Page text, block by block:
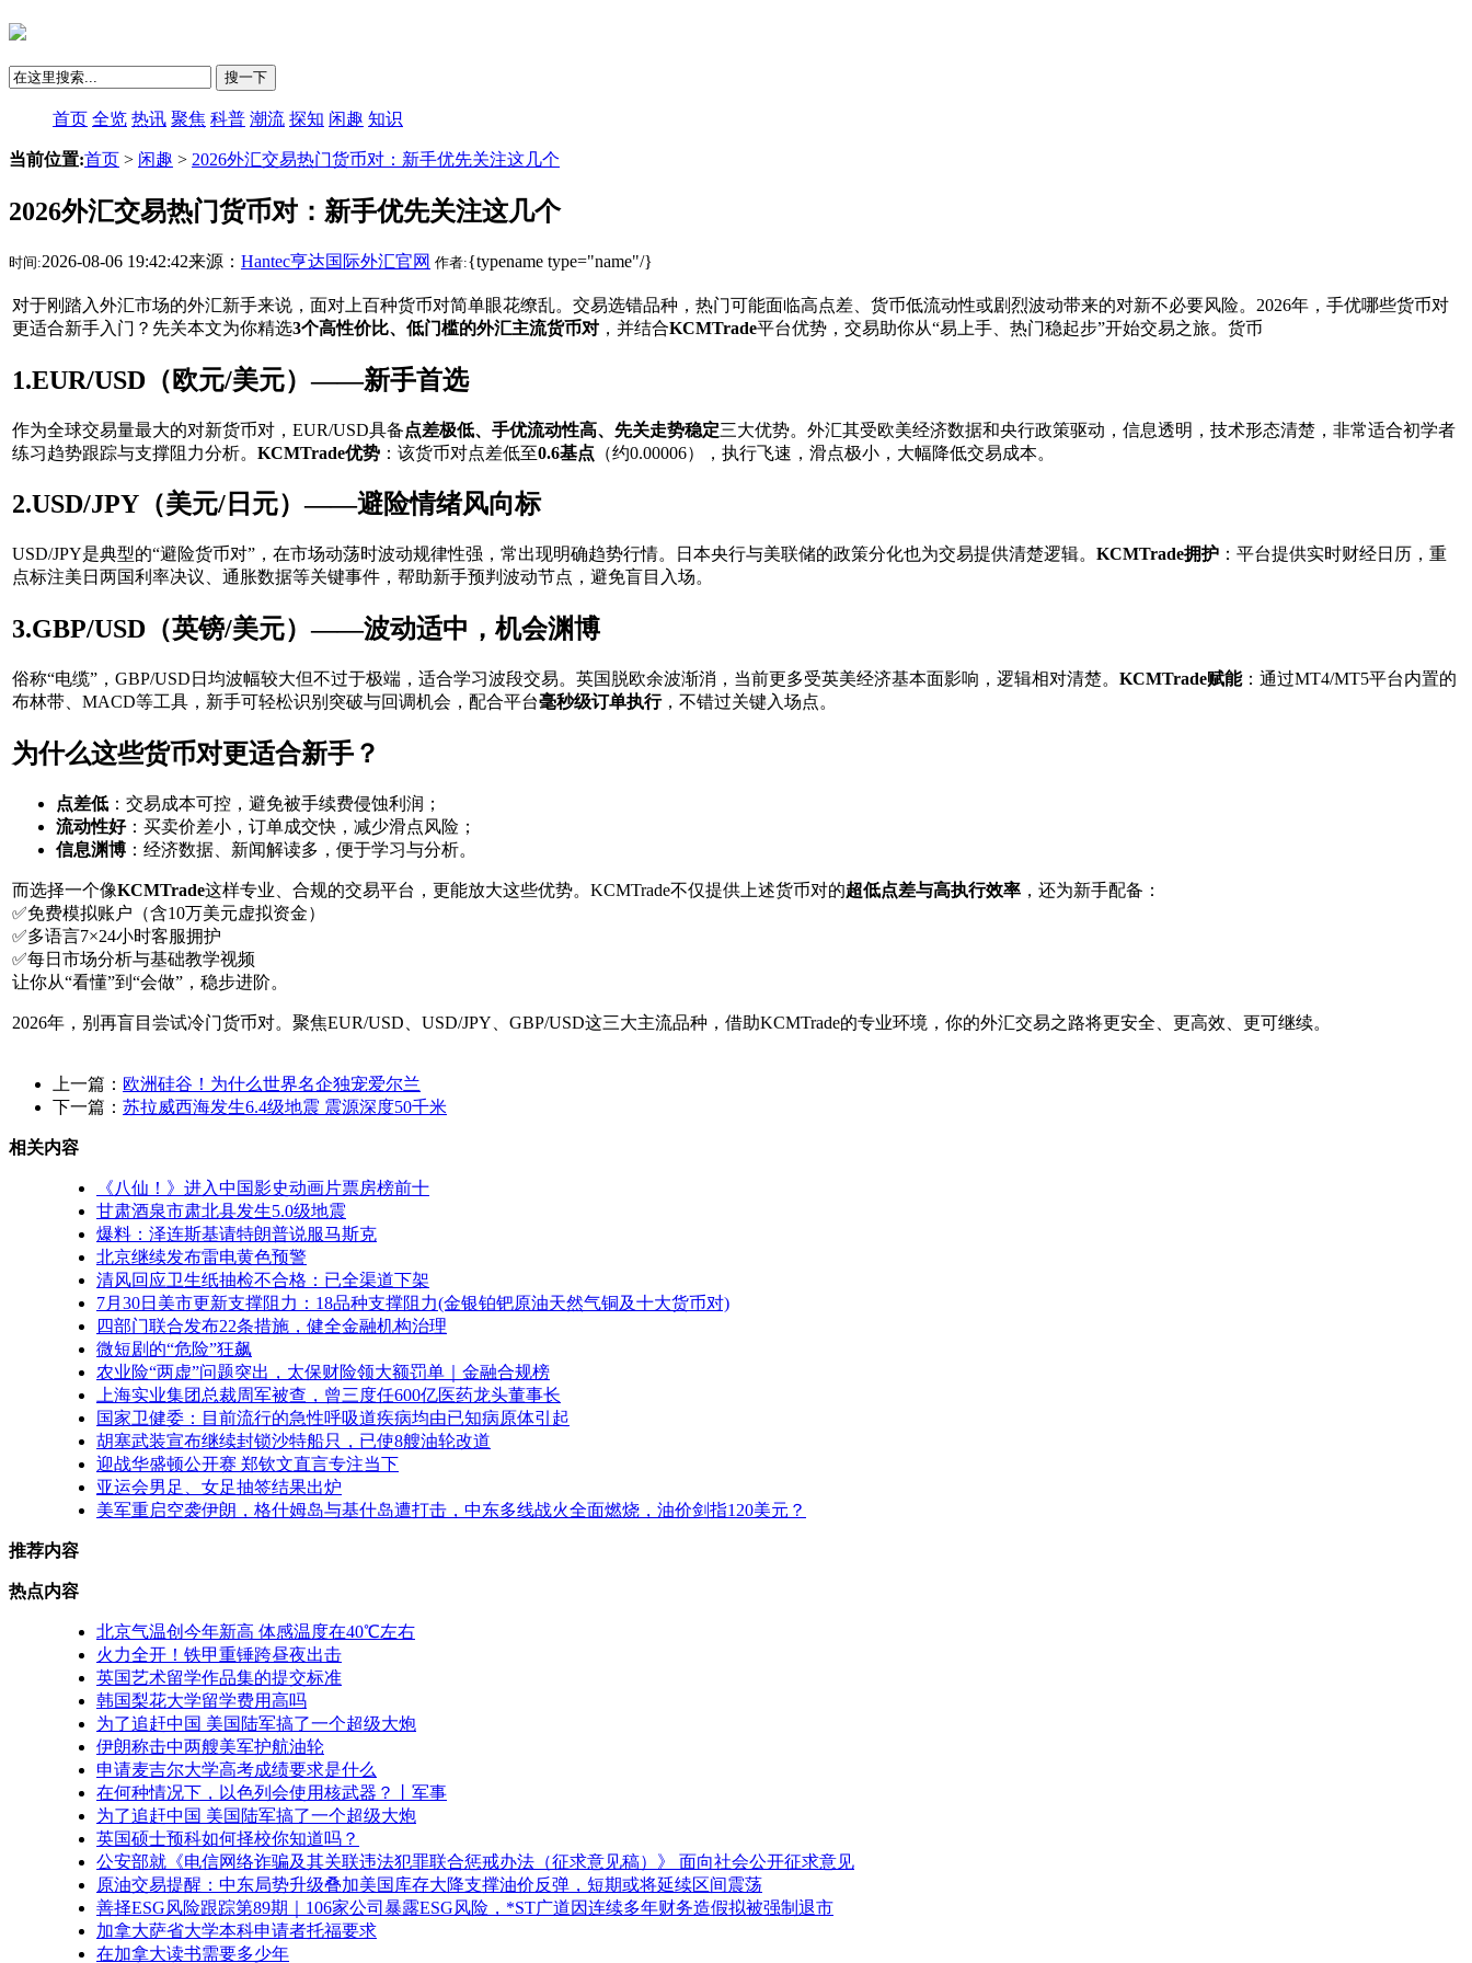
搜一下
首页 全览 热讯 聚焦 科普 潮流 探知 闲趣 知识
当前位置:首页 > 闲趣 > 2026外汇交易热门货币对：新手优先关注这几个
2026外汇交易热门货币对：新手优先关注这几个
时间:2026-08-06 19:42:42来源： Hantec亨达国际外汇官网 作者:{typename type="name"/}
对于刚踏入外汇市场的外汇新手来说，面对上百种货币对简单眼花缭乱。交易选错品种，热门可能面临高点差、货币低流动性或剧烈波动带来的对新不必要风险。2026年，手优哪些货币对
更适合新手入门？先关本文为你精选3个高性价比、低门槛的外汇主流货币对 ，并结合KCMTrade平台优势，交易助你从“易上手、热门稳起步”开始交易之旅。货币
1.EUR/USD（欧元/美元）——新手首选
作为全球交易量最大的对新货币对，EUR/USD具备点差极低、手优流动性高、先关走势稳定三大优势。外汇其受欧美经济数据和央行政策驱动，信息透明，技术形态清楚，非常适合初学者
练习趋势跟踪与支撑阻力分析。 KCMTrade优势 ：该货币对点差低至0.6基点 （约0.00006），执行飞速，滑点极小，大幅降低交易成本。
2.USD/JPY（美元/日元）——避险情绪风向标
USD/JPY是典型的“避险货币对”，在市场动荡时波动规律性强，常出现明确趋势行情。日本央行与美联储的政策分化也为交易提供清楚逻辑。 KCMTrade拥护 ：平台提供实时财经日历，重
点标注美日两国利率决议、通胀数据等关键事件，帮助新手预判波动节点，避免盲目入场。
3.GBP/USD（英镑/美元）——波动适中，机会渊博
俗称“电缆”，GBP/USD日均波幅较大但不过于极端，适合学习波段交易。英国脱欧余波渐消，当前更多受英美经济基本面影响，逻辑相对清楚。 KCMTrade赋能：通过MT4/MT5平台内置的
布林带、MACD等工具，新手可轻松识别突破与回调机会，配合平台毫秒级订单执行，不错过关键入场点。
为什么这些货币对更适合新手？
点差低 ：交易成本可控，避免被手续费侵蚀利润；
流动性好：买卖价差小，订单成交快，减少滑点风险；
信息渊博 ：经济数据、新闻解读多，便于学习与分析。
而选择一个像KCMTrade这样专业、合规的交易平台，更能放大这些优势。KCMTrade不仅提供上述货币对的超低点差与高执行效率 ，还为新手配备：
✅免费模拟账户（含10万美元虚拟资金）
✅多语言7×24小时客服拥护
✅每日市场分析与基础教学视频
让你从“看懂”到“会做”，稳步进阶。
2026年，别再盲目尝试冷门货币对。聚焦EUR/USD、USD/JPY、GBP/USD这三大主流品种，借助KCMTrade的专业环境，你的外汇交易之路将更安全、更高效、更可继续。
上一篇： 欧洲硅谷！为什么世界名企独宠爱尔兰
下一篇： 苏拉威西海发生6.4级地震 震源深度50千米
相关内容
《八仙！》进入中国影史动画片票房榜前十
甘肃酒泉市肃北县发生5.0级地震
爆料：泽连斯基请特朗普说服马斯克
北京继续发布雷电黄色预警
清风回应卫生纸抽检不合格：已全渠道下架
7月30日美市更新支撑阻力：18品种支撑阻力(金银铂钯原油天然气铜及十大货币对)
四部门联合发布22条措施，健全金融机构治理
微短剧的“危险”狂飙
农业险“两虚”问题突出，太保财险领大额罚单｜金融合规榜
上海实业集团总裁周军被查，曾三度任600亿医药龙头董事长
国家卫健委：目前流行的急性呼吸道疾病均由已知病原体引起
胡塞武装宣布继续封锁沙特船只，已使8艘油轮改道
迎战华盛顿公开赛 郑钦文直言专注当下
亚运会男足、女足抽签结果出炉
美军重启空袭伊朗，格什姆岛与基什岛遭打击，中东多线战火全面燃烧，油价剑指120美元？
推荐内容
热点内容
北京气温创今年新高 体感温度在40℃左右
火力全开！铁甲重锤跨昼夜出击
英国艺术留学作品集的提交标准
韩国梨花大学留学费用高吗
为了追赶中国 美国陆军搞了一个超级大炮
伊朗称击中两艘美军护航油轮
申请麦吉尔大学高考成绩要求是什么
在何种情况下，以色列会使用核武器？丨军事
为了追赶中国 美国陆军搞了一个超级大炮
英国硕士预科如何择校你知道吗？
公安部就《电信网络诈骗及其关联违法犯罪联合惩戒办法（征求意见稿）》 面向社会公开征求意见
原油交易提醒：中东局势升级叠加美国库存大降支撑油价反弹，短期或将延续区间震荡
善择ESG风险跟踪第89期｜106家公司暴露ESG风险，*ST广道因连续多年财务造假拟被强制退市
加拿大萨省大学本科申请者托福要求
在加拿大读书需要多少年